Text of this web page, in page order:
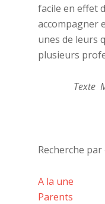
facile en effet
accompagner
unes de leurs
plusieurs
Texte
Recherche
A la une
Parents